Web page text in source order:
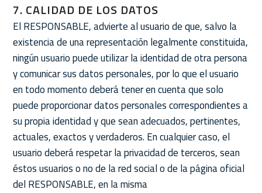
7. CALIDAD DE LOS DATOS
El RESPONSABLE, advierte al usuario de que, salvo la
existencia de una representación legalmente constituida,
ningún usuario puede utilizar la identidad de otra persona
y comunicar sus datos personales, por lo que el usuario
en todo momento deberá tener en cuenta que solo
puede proporcionar datos personales correspondientes a
su propia identidad y que sean adecuados, pertinentes,
actuales, exactos y verdaderos. En cualquier caso, el
usuario deberá respetar la privacidad de terceros, sean
éstos usuarios o no de la red social o de la página oficial
del RESPONSABLE, en la misma